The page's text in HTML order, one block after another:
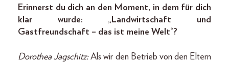
Erinnerst du dich an den Moment, in dem für dich
klar wurde: „Landwirtschaft und
Gastfreundschaft – das ist meine Welt“?
Dorothea Jagschitz:Als wir den Betrieb von den Eltern